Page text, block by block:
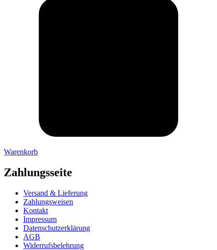
Warenkorb
Zahlungsseite
Versand & Lieferung
Zahlungsweisen
Kontakt
Impressum
Datenschutzerklärung
AGB
Widerrufsbelehrung